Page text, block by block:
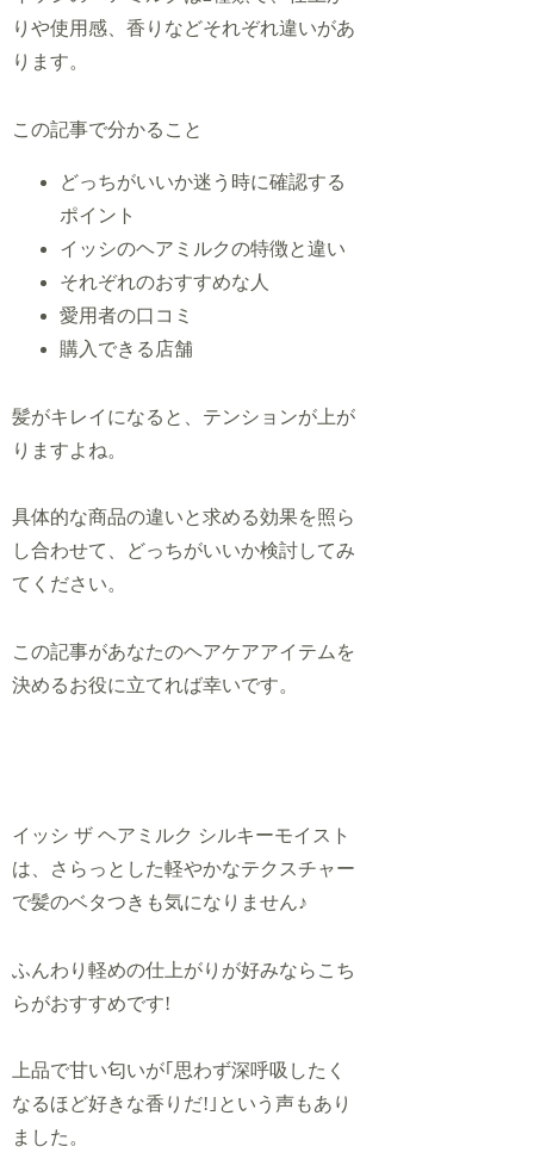
りや使用感、香りなどそれぞれ違いがあ
ります。
この記事で分かること
どっちがいいか迷う時に確認する
ポイント
イッシのヘアミルクの特徴と違い
それぞれのおすすめな人
愛用者の口コミ
購入できる店舗
髪がキレイになると、テンションが上が
りますよね。
具体的な商品の違いと求める効果を照ら
し合わせて、どっちがいいか検討してみ
てください。
この記事があなたのヘアケアアイテムを
決めるお役に立てれば幸いです。
イッシ ザ ヘアミルク シルキーモイスト
は、さらっとした軽やかなテクスチャー
で髪のベタつきも気になりません♪
ふんわり軽めの仕上がりが好みならこち
らがおすすめです!
上品で甘い匂いが｢思わず深呼吸したく
なるほど好きな香りだ!｣という声もあり
ました。